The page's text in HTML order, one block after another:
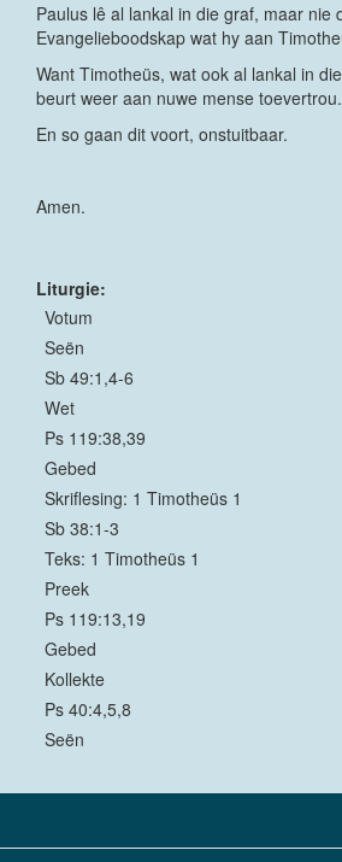
Paulus lê al lankal in die graf, maar nie
Evangelieboodskap wat hy aan
Want Timotheüs, wat ook al lankal in
beurt weer aan nuwe mense toevertrou.
En so gaan dit voort, onstuitbaar.
Amen.
Liturgie:
Votum
Seën
Sb 49:1,4-6
Wet
Ps 119:38,39
Gebed
Skriflesing: 1 Timotheüs 1
Sb 38:1-3
Teks: 1 Timotheüs 1
Preek
Ps 119:13,19
Gebed
Kollekte
Ps 40:4,5,8
Seën